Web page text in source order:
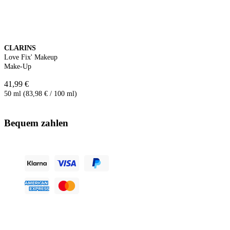
CLARINS
Love Fix' Makeup
Make-Up
41,99 €
50 ml (83,98 € / 100 ml)
Bequem zahlen